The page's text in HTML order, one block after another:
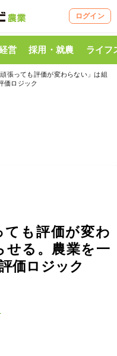
ログイン
営 採用・就農 ライフ
張っても評価が変わらない」は組
価ロジック
ても評価が変わ
せる。農業を一
価ロジック